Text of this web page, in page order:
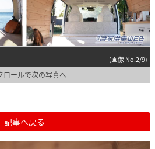
(画像 No.2/9)
ロールで次の写真へ
記事へ戻る